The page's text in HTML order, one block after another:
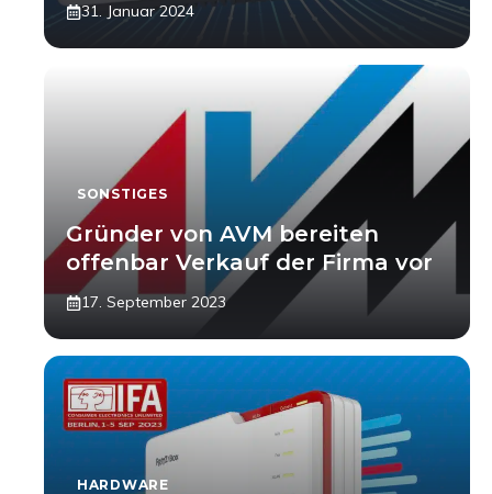
31. Januar 2024
SONSTIGES
Gründer von AVM bereiten
offenbar Verkauf der Firma vor
17. September 2023
HARDWARE